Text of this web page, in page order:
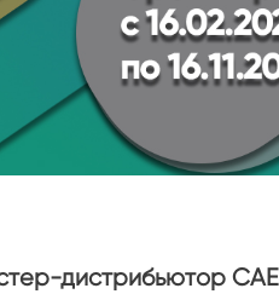
дистрибьютор